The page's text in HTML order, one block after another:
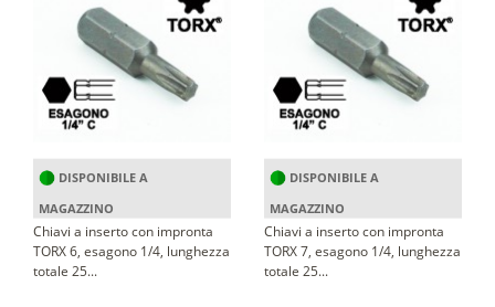
DISPONIBILE A
MAGAZZINO
Chiavi a inserto con impronta
TORX 6, esagono 1/4, lunghezza
totale 25...
DISPONIBILE A
MAGAZZINO
Chiavi a inserto con impronta
TORX 7, esagono 1/4, lunghezza
totale 25...